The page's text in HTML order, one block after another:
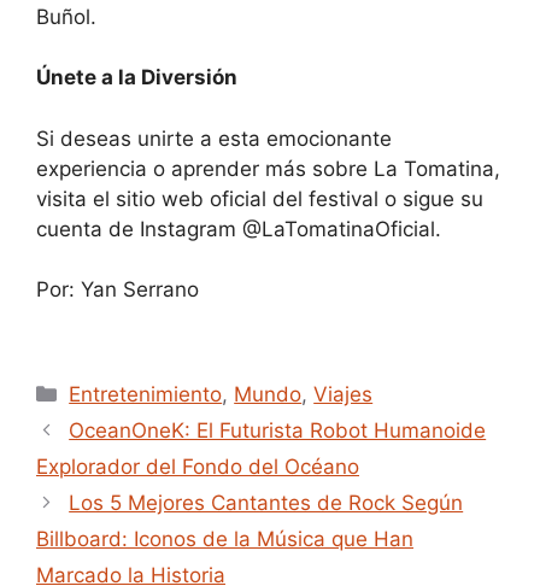
Buñol.
Únete a la Diversión
Si deseas unirte a esta emocionante
experiencia o aprender más sobre La Tomatina,
visita el sitio web oficial del festival o sigue su
cuenta de Instagram @LaTomatinaOficial.
Por: Yan Serrano
Categories
Entretenimiento, Mundo,Viajes
OceanOneK: El Futurista Robot Humanoide
Explorador del Fondo del Océano
Los 5 Mejores Cantantes de Rock Según
Billboard: Iconos de la Música que Han
Marcado la Historia